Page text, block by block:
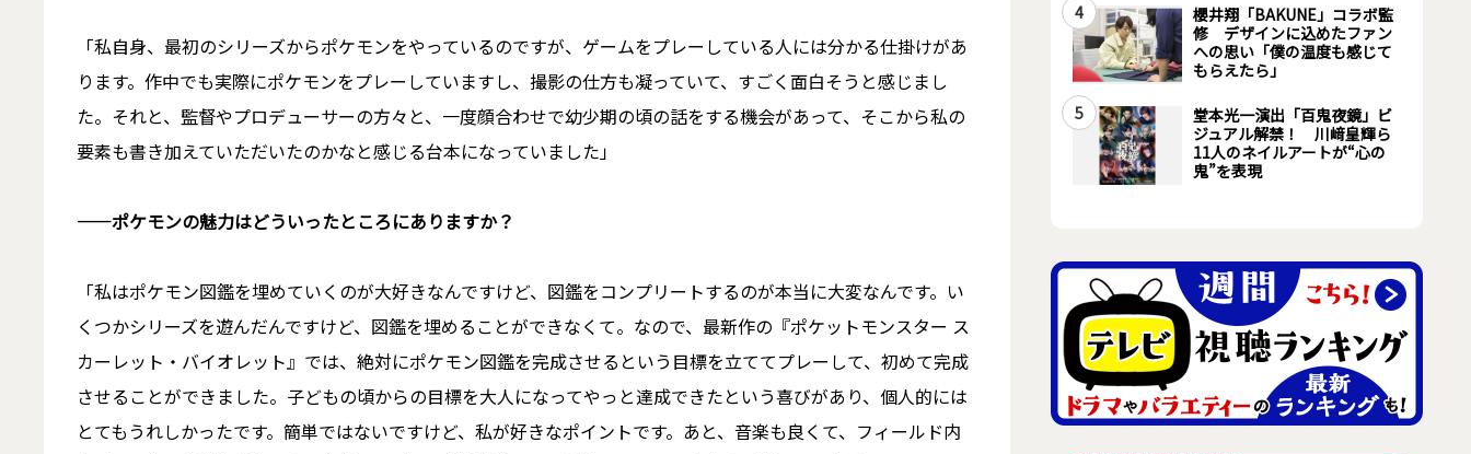
「私自身、最初のシリーズからポケモンをやっているのですが、ゲームをプレーしている人には分かる仕掛けがあ
ります。作中でも実際にポケモンをプレーしていますし、撮影の仕方も凝っていて、すごく面白そうと感じまし
た。それと、監督やプロデューサーの方々と、一度顔合わせで幼少期の頃の話をする機会があって、そこから私の
要素も書き加えていただいたのかなと感じる台本になっていました」
――ポケモンの魅力はどういったところにありますか？
「私はポケモン図鑑を埋めていくのが大好きなんですけど、図鑑をコンプリートするのが本当に大変なんです。い
くつかシリーズを遊んだんですけど、図鑑を埋めることができなくて。なので、最新作の『ポケットモンスター ス
カーレット・バイオレット』では、絶対にポケモン図鑑を完成させるという目標を立ててプレーして、初めて完成
させることができました。子どもの頃からの目標を大人になってやっと達成できたという喜びがあり、個人的には
とてもうれしかったです。簡単ではないですけど、私が好きなポイントです。あと、音楽も良くて、フィールド内
4
櫻井翔「BAKUNE」コラボ監
修 デザインに込めたファン
への思い「僕の温度も感じて
もらえたら」
5
堂本光一演出「百鬼夜鏡」ビ
ジュアル解禁！ 川﨑皇輝ら
11人のネイルアートが“心の
鬼”を表現